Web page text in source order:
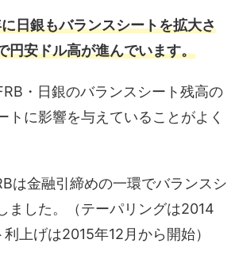
日銀もバランスシートを拡大さ
円安ドル高が進んでいます。
・日銀のバランスシート残高の
トに影響を与えていることがよく
は金融引締めの一環でバランスシ
ました。（テーパリングは2014
上げは2015年12月から開始）